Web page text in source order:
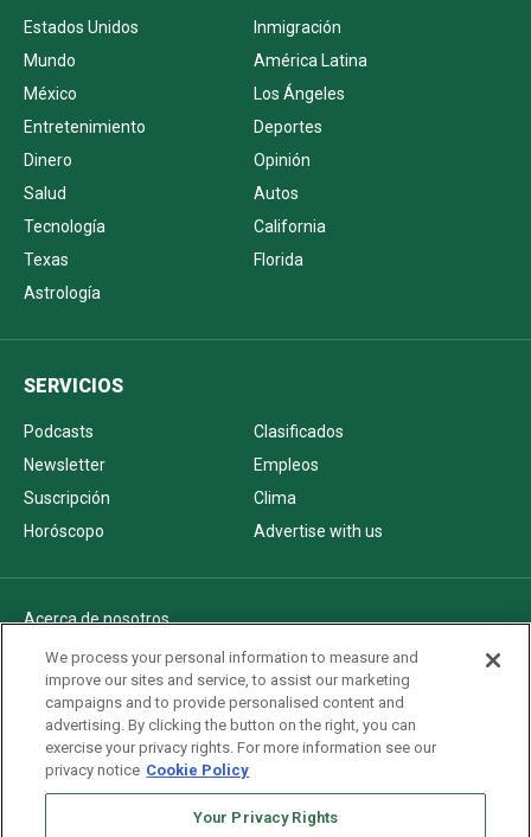
Estados Unidos
Inmigración
Mundo
América Latina
México
Los Ángeles
Entretenimiento
Deportes
Dinero
Opinión
Salud
Autos
Tecnología
California
Texas
Florida
Astrología
SERVICIOS
Podcasts
Clasificados
Newsletter
Empleos
Suscripción
Clima
Horóscopo
Advertise with us
Acerca de nosotros
Politica de privacidad
Pautas Editoriales
AdChoices
Advertise with us
Newsletters
We process your personal information to measure and
improve our sites and service, to assist our marketing
campaigns and to provide personalised content and
advertising. By clicking the button on the right, you can
exercise your privacy rights. For more information see our
privacy notice Cookie Policy
Your Privacy Rights